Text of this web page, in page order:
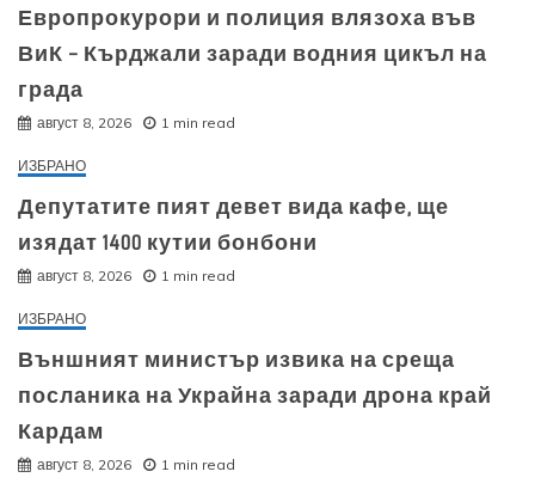
Европрокурори и полиция влязоха във
ВиК – Кърджали заради водния цикъл на
града
август 8, 2026 1 min read
ИЗБРАНО
Депутатите пият девет вида кафе, ще
изядат 1400 кутии бонбони
август 8, 2026 1 min read
ИЗБРАНО
Външният министър извика на среща
посланика на Украйна заради дрона край
Кардам
август 8, 2026 1 min read